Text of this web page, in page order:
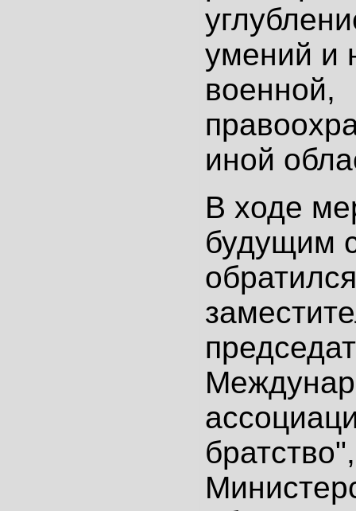
умений и
военной,
иной
В ходе
будущим